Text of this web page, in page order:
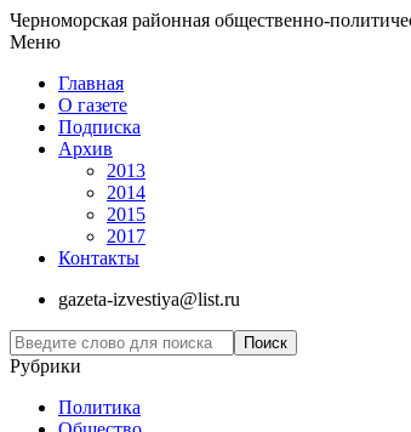
Черноморская районная общественно-
Меню
Главная
О газете
Подписка
Архив
2013
2014
2015
2017
Контакты
gazeta-izvestiya@list.ru
Рубрики
Политика